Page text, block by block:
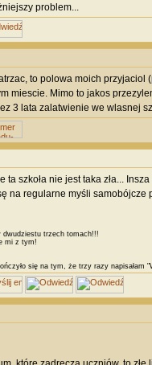
problem...
to polowa moich
miescie. Mimo to jakos
3 lata zalatwienie we wlasnej
ta szkoła nie jest taka zła...
na regularne myśli
dwudziestu trzech tomach!!!
mi z tym!
się na tym, że trzy razy napisałam